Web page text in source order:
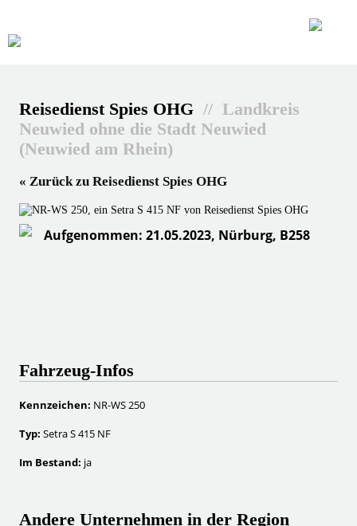
Reisedienst Spies OHG // Landkreis
Neuwied ohne die Stadt Neuwied
(Neuwied am Rhein)
« Zurück zu Reisedienst Spies OHG
Aufgenommen: 21.05.2023, Nürburg, B258
Fahrzeug-Infos
Kennzeichen: NR-WS 250
Typ: Setra S 415 NF
Im Bestand: ja
Andere Unternehmen in der Region